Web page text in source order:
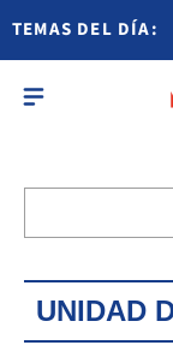
TEMAS DEL DÍA:
UNIDAD